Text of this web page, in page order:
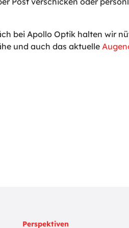
bei Apollo Optik halten wir
und auch das aktuelle
Perspektiven